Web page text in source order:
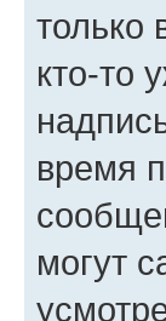
только
кто-то
время
могут